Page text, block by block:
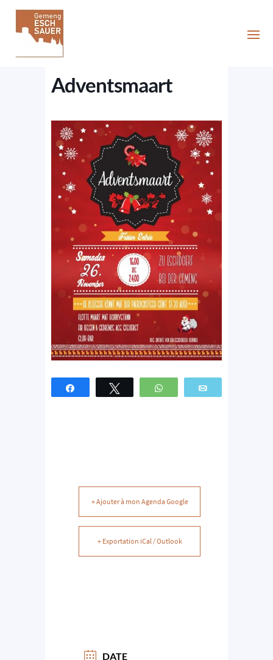
Adventsmaart
Partagez Tweetez WhatsApp
+ Ajouter à mon Agenda Google
+ Exportation iCal / Outlook
DATE